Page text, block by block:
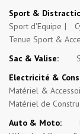
Sport &
Sport d'Equipe
Tenue Sport &
Sac & Valise:
Electricité &
Matériel &
Matériel de
Auto & Moto: